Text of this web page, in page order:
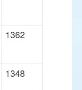
1362
1348